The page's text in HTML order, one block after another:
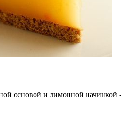
основой и лимонной начинкой